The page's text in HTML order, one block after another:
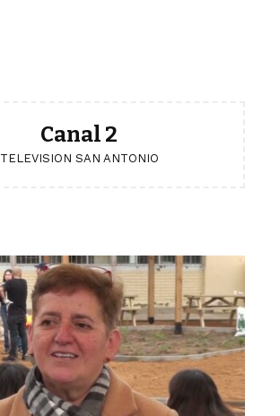
Canal 2
TELEVISION SAN ANTONIO